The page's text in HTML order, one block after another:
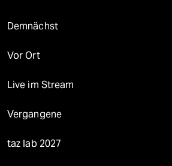
Demnächst
Vor Ort
Live im Stream
Vergangene
taz lab 2027